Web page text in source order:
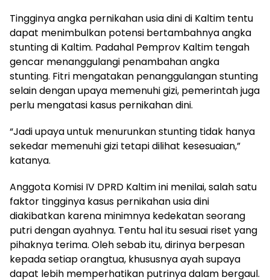
Tingginya angka pernikahan usia dini di Kaltim tentu
dapat menimbulkan potensi bertambahnya angka
stunting di Kaltim. Padahal Pemprov Kaltim tengah
gencar menanggulangi penambahan angka
stunting. Fitri mengatakan penanggulangan stunting
selain dengan upaya memenuhi gizi, pemerintah juga
perlu mengatasi kasus pernikahan dini.
“Jadi upaya untuk menurunkan stunting tidak hanya
sekedar memenuhi gizi tetapi dilihat kesesuaian,”
katanya.
Anggota Komisi IV DPRD Kaltim ini menilai, salah satu
faktor tingginya kasus pernikahan usia dini
diakibatkan karena minimnya kedekatan seorang
putri dengan ayahnya. Tentu hal itu sesuai riset yang
pihaknya terima. Oleh sebab itu, dirinya berpesan
kepada setiap orangtua, khususnya ayah supaya
dapat lebih memperhatikan putrinya dalam bergaul.